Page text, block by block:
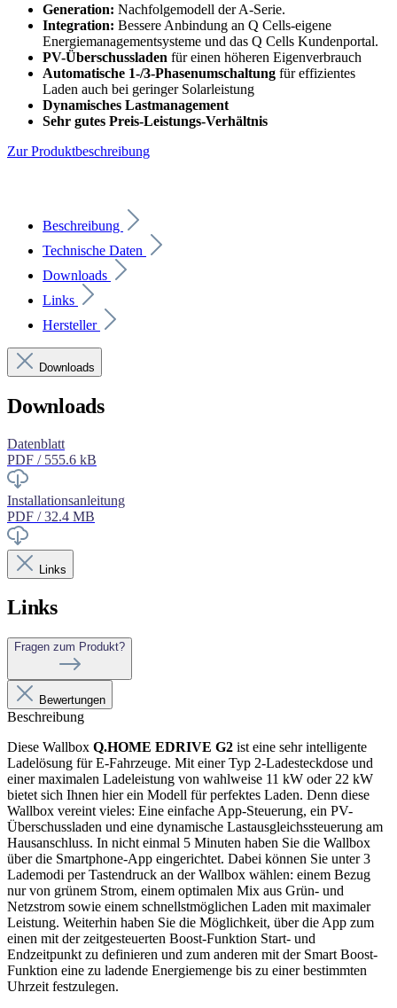
Generation: Nachfolgemodell der A-Serie.
Integration: Bessere Anbindung an Q Cells-eigene
Energiemanagementsysteme und das Q Cells Kundenportal.
PV-Überschussladen für einen höheren Eigenverbrauch
Automatische 1-/3-Phasenumschaltung für effizientes
Laden auch bei geringer Solarleistung
Dynamisches Lastmanagement
Sehr gutes Preis-Leistungs-Verhältnis
Zur Produktbeschreibung
Beschreibung
Technische Daten
Downloads
Links
Hersteller
Downloads
Downloads
Datenblatt
PDF / 555.6 kB
Installationsanleitung
PDF / 32.4 MB
Links
Links
Fragen zum Produkt?
Bewertungen
Beschreibung
Diese Wallbox Q.HOME EDRIVE G2 ist eine sehr intelligente
Ladelösung für E-Fahrzeuge. Mit einer Typ 2-Ladesteckdose und
einer maximalen Ladeleistung von wahlweise 11 kW oder 22 kW
bietet sich Ihnen hier ein Modell für perfektes Laden. Denn diese
Wallbox vereint vieles: Eine einfache App-Steuerung, ein PV-
Überschussladen und eine dynamische Lastausgleichssteuerung am
Hausanschluss. In nicht einmal 5 Minuten haben Sie die Wallbox
über die Smartphone-App eingerichtet. Dabei können Sie unter 3
Lademodi per Tastendruck an der Wallbox wählen: einem Bezug
nur von grünem Strom, einem optimalen Mix aus Grün- und
Netzstrom sowie einem schnellstmöglichen Laden mit maximaler
Leistung. Weiterhin haben Sie die Möglichkeit, über die App zum
einen mit der zeitgesteuerten Boost-Funktion Start- und
Endzeitpunkt zu definieren und zum anderen mit der Smart Boost-
Funktion eine zu ladende Energiemenge bis zu einer bestimmten
Uhrzeit festzulegen.